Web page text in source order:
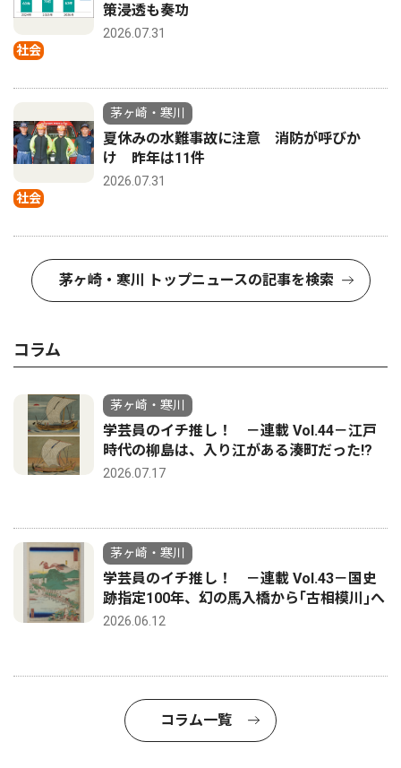
社会
策浸透も奏功
2026.07.31
社会
茅ヶ崎・寒川
夏休みの水難事故に注意 消防が呼びか
け 昨年は11件
2026.07.31
茅ヶ崎・寒川 トップニュースの記事を検索
コラム
茅ヶ崎・寒川
学芸員のイチ推し！ －連載 Vol.44－江戸
時代の柳島は、入り江がある湊町だった!?
2026.07.17
茅ヶ崎・寒川
学芸員のイチ推し！ －連載 Vol.43－国史
跡指定100年、幻の馬入橋から｢古相模川｣へ
2026.06.12
コラム一覧